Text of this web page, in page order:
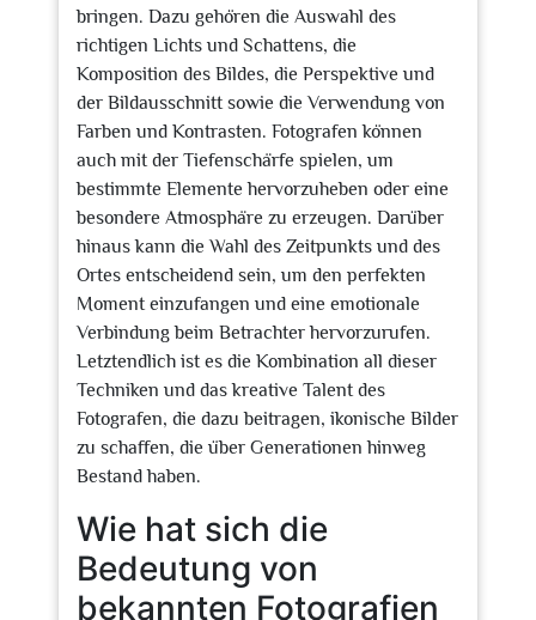
bringen. Dazu gehören die Auswahl des
richtigen Lichts und Schattens, die
Komposition des Bildes, die Perspektive und
der Bildausschnitt sowie die Verwendung von
Farben und Kontrasten. Fotografen können
auch mit der Tiefenschärfe spielen, um
bestimmte Elemente hervorzuheben oder eine
besondere Atmosphäre zu erzeugen. Darüber
hinaus kann die Wahl des Zeitpunkts und des
Ortes entscheidend sein, um den perfekten
Moment einzufangen und eine emotionale
Verbindung beim Betrachter hervorzurufen.
Letztendlich ist es die Kombination all dieser
Techniken und das kreative Talent des
Fotografen, die dazu beitragen, ikonische Bilder
zu schaffen, die über Generationen hinweg
Bestand haben.
Wie hat sich die
Bedeutung von
bekannten Fotografien